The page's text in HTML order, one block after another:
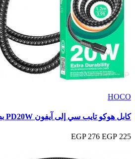
HOCO
كابل هوكو تايب سي إلى آيفون PD20W بطول 1.2 متر موديل U110
225 EGP
276 EGP